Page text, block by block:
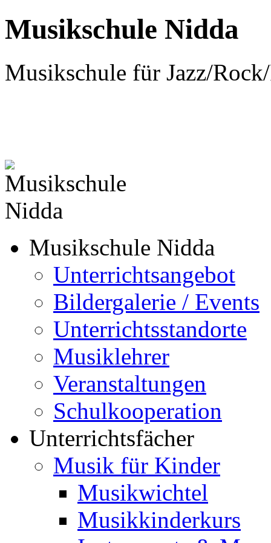
Musikschule Nidda
Musikschule für Jazz/
Musikschule Nidda
Unterrichtsangebot
Bildergalerie / Events
Unterrichtsstandorte
Musiklehrer
Veranstaltungen
Schulkooperation
Unterrichtsfächer
Musik für Kinder
Musikwichtel
Musikkinderkurs